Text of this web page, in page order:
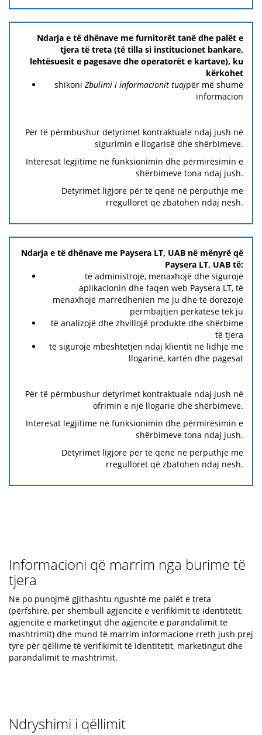
Ndarja e të dhënave me furnitorët tanë dhe palët e
tjera të treta (të tilla si institucionet bankare,
lehtësuesit e pagesave dhe operatorët e kartave), ku
kërkohet
shikoni Zbulimi i informacionit tuajpër më shumë
informacion
Për të përmbushur detyrimet kontraktuale ndaj jush në
sigurimin e llogarisë dhe shërbimeve.
Interesat legjitime në funksionimin dhe përmirësimin e
shërbimeve tona ndaj jush.
Detyrimet ligjore për të qenë në përputhje me
rregulloret që zbatohen ndaj nesh.
Ndarja e të dhënave me Paysera LT, UAB në mënyrë që
Paysera LT, UAB të:
të administrojë, menaxhojë dhe sigurojë
aplikacionin dhe faqen web Paysera LT, të
menaxhojë marrëdhënien me ju dhe të dorëzojë
përmbajtjen përkatëse tek ju
të analizojë dhe zhvillojë produkte dhe shërbime
të tjera
të sigurojë mbështetjen ndaj klientit në lidhje me
llogarinë, kartën dhe pagesat
Për të përmbushur detyrimet kontraktuale ndaj jush në
ofrimin e një llogarie dhe shërbimeve.
Interesat legjitime në funksionimin dhe përmirësimin e
shërbimeve tona ndaj jush.
Detyrimet ligjore për të qenë në përputhje me
rregulloret që zbatohen ndaj nesh.
Informacioni që marrim nga burime të
tjera
Ne po punojmë gjithashtu ngushtë me palët e treta
(përfshirë, për shembull agjencitë e verifikimit të identitetit,
agjencitë e marketingut dhe agjencitë e parandalimit të
mashtrimit) dhe mund të marrim informacione rreth jush prej
tyre për qëllime të verifikimit të identitetit, marketingut dhe
parandalimit të mashtrimit.
Ndryshimi i qëllimit